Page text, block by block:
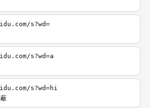
s?wd=
s?wd=a
s?wd=hi